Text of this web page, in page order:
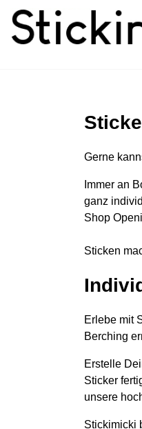
Gerne
Immer an
ganz
Shop
Sticken
Erlebe mit
Berching
Erstelle
Sticker
unsere
Stickimicki